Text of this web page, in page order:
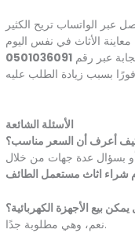
عبر الواتساب تريح الكثير
معاينة الأثاث في نفس اليوم
عبر رقم 0501036091
بسبب زيادة الطلب عليه
الأسئلة الشائعة
أعرف أن السعر مناسب؟
أو بسؤال عدة جهات من خلال
شراء اثاث مستعمل الطائف
بيع الأجهزة الكهربائية؟
نعم، وهي مطلوبة جدًا.